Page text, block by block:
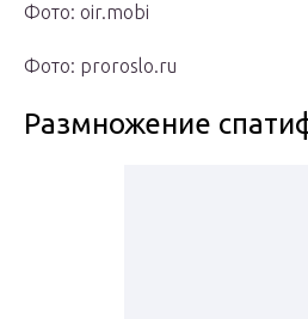
Фото: oir.mobi
Фото: proroslo.ru
Размножение